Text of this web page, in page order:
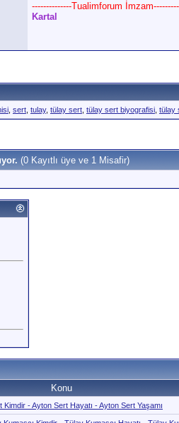
--------------Tualimforum
Kartal
sert tulay, tülay sert tülay sert biyografisi tülay
(0 Kayıtlı üye ve 1 Misafir)
Konu
- Ayton Sert Hayatı - Ayton Sert Yaşamı